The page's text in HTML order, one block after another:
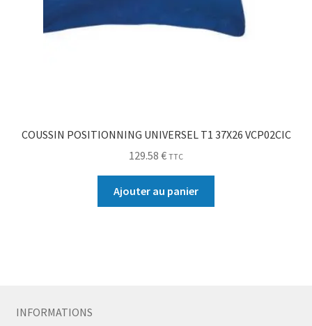
COUSSIN POSITIONNING UNIVERSEL T1 37X26 VCP02CIC
129.58 € TTC
Ajouter au panier
INFORMATIONS